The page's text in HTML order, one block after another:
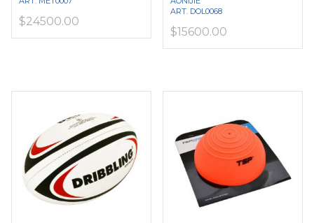
$24500.00
ART. DOL0068
$15600.00